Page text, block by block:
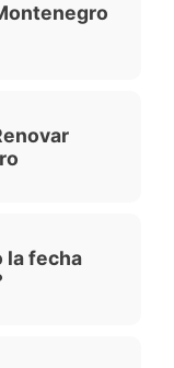
la fecha